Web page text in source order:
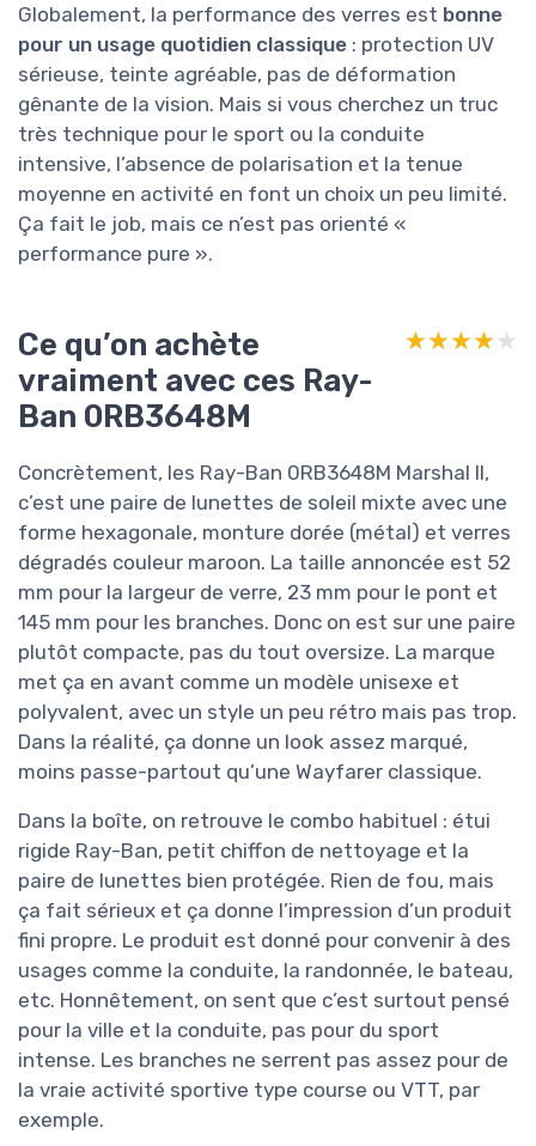
Globalement, la performance des verres est bonne
pour un usage quotidien classique : protection UV
sérieuse, teinte agréable, pas de déformation
gênante de la vision. Mais si vous cherchez un truc
très technique pour le sport ou la conduite
intensive, l’absence de polarisation et la tenue
moyenne en activité en font un choix un peu limité.
Ça fait le job, mais ce n’est pas orienté «
performance pure ».
Ce qu’on achète
vraiment avec ces Ray-
Ban 0RB3648M
★★★★★
★★★★★
Concrètement, les Ray-Ban 0RB3648M Marshal II,
c’est une paire de lunettes de soleil mixte avec une
forme hexagonale, monture dorée (métal) et verres
dégradés couleur maroon. La taille annoncée est 52
mm pour la largeur de verre, 23 mm pour le pont et
145 mm pour les branches. Donc on est sur une paire
plutôt compacte, pas du tout oversize. La marque
met ça en avant comme un modèle unisexe et
polyvalent, avec un style un peu rétro mais pas trop.
Dans la réalité, ça donne un look assez marqué,
moins passe-partout qu’une Wayfarer classique.
Dans la boîte, on retrouve le combo habituel : étui
rigide Ray-Ban, petit chiffon de nettoyage et la
paire de lunettes bien protégée. Rien de fou, mais
ça fait sérieux et ça donne l’impression d’un produit
fini propre. Le produit est donné pour convenir à des
usages comme la conduite, la randonnée, le bateau,
etc. Honnêtement, on sent que c’est surtout pensé
pour la ville et la conduite, pas pour du sport
intense. Les branches ne serrent pas assez pour de
la vraie activité sportive type course ou VTT, par
exemple.